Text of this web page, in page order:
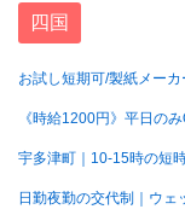
四国
お試し短期可/製紙メー
《時給1200円》平日の
宇多津町｜10-15時の短
日勤夜勤の交代制｜ウェ